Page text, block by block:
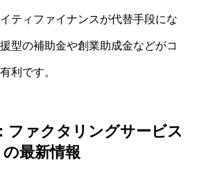
ティファイナンスが代替手段にな
型の補助金や創業助成金などがコ
利です。
ファクタリングサービス
の最新情報